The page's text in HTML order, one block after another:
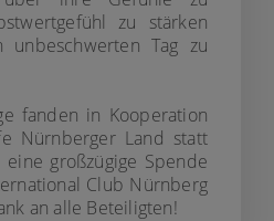
zu stärken
Tag zu
fanden in Kooperation
Nürnberger Land statt
großzügige Spende
Club Nürnberg
an alle Beteiligten!